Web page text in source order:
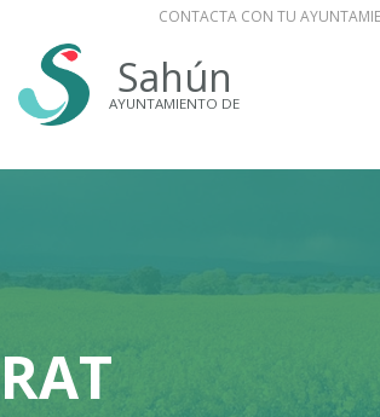
CONTACTA CON TU
Sahún
AYUNTAMIENTO DE
RAT